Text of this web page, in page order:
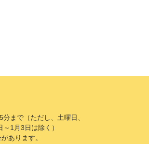
まで（ただし、土曜日、
1月3日は除く）
あります。